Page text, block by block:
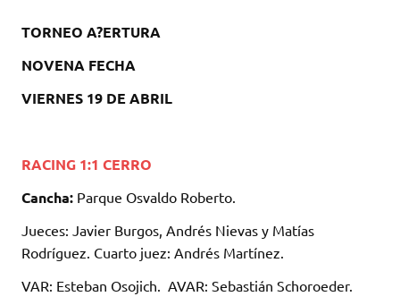
TORNEO A?ERTURA
NOVENA FECHA
VIERNES 19 DE ABRIL
RACING 1:1 CERRO
Cancha: Parque Osvaldo Roberto.
Jueces: Javier Burgos, Andrés Nievas y Matías
Rodríguez. Cuarto juez: Andrés Martínez.
VAR: Esteban Osojich. AVAR: Sebastián Schoroeder.